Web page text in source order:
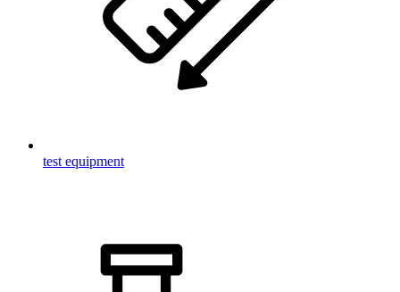
test equipment